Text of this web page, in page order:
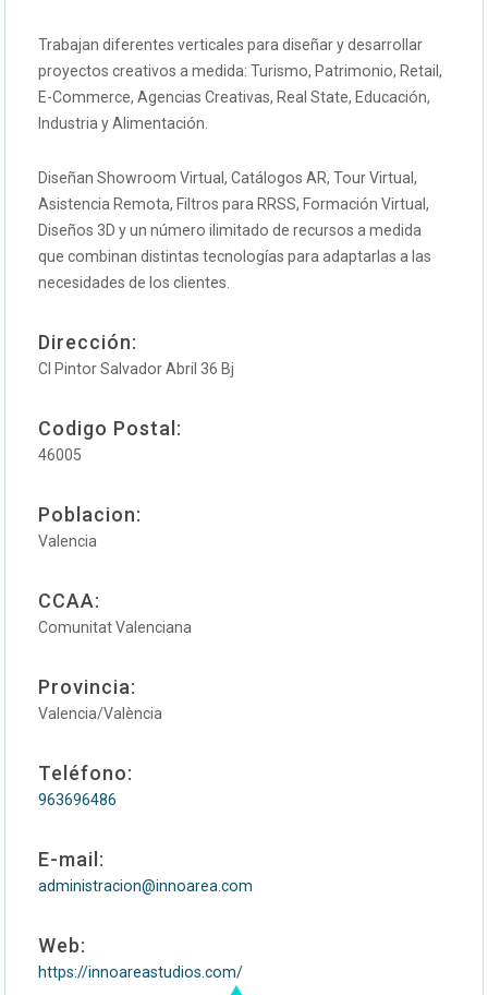
Trabajan diferentes verticales para diseñar y desarrollar
proyectos creativos a medida: Turismo, Patrimonio, Retail,
E-Commerce, Agencias Creativas, Real State, Educación,
Industria y Alimentación.
Diseñan Showroom Virtual, Catálogos AR, Tour Virtual,
Asistencia Remota, Filtros para RRSS, Formación Virtual,
Diseños 3D y un número ilimitado de recursos a medida
que combinan distintas tecnologías para adaptarlas a las
necesidades de los clientes.
Dirección:
Cl Pintor Salvador Abril 36 Bj
Codigo Postal:
46005
Poblacion:
Valencia
CCAA:
Comunitat Valenciana
Provincia:
Valencia/València
Teléfono:
963696486
E-mail:
administracion@innoarea.com
Web:
https://innoareastudios.com/